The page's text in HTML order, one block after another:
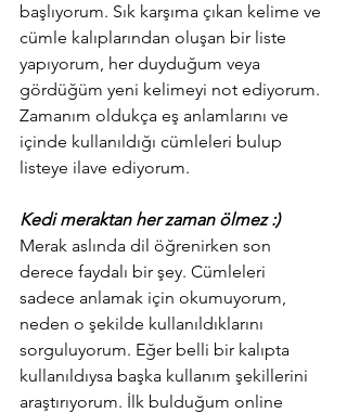
başlıyorum. Sık karşıma çıkan kelime ve
cümle kalıplarından oluşan bir liste
yapıyorum, her duyduğum veya
gördüğüm yeni kelimeyi not ediyorum.
Zamanım oldukça eş anlamlarını ve
içinde kullanıldığı cümleleri bulup
listeye ilave ediyorum.
Kedi meraktan her zaman ölmez :)
Merak aslında dil öğrenirken son
derece faydalı bir şey. Cümleleri
sadece anlamak için okumuyorum,
neden o şekilde kullanıldıklarını
sorguluyorum. Eğer belli bir kalıpta
kullanıldıysa başka kullanım şekillerini
araştırıyorum. İlk bulduğum online